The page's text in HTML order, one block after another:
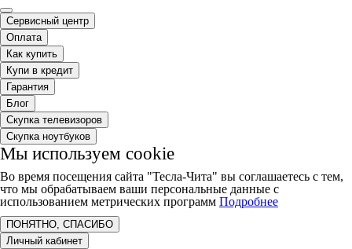
Сервисный центр
Оплата
Как купить
Купи в кредит
Гарантия
Блог
Скупка телевизоров
Скупка ноутбуков
Мы используем cookie
Во время посещения сайта "Тесла-Чита" вы соглашаетесь с тем,
что мы обрабатываем ваши персональные данные с
использованием метрических программ Подробнее
ПОНЯТНО, СПАСИБО
Личный кабинет